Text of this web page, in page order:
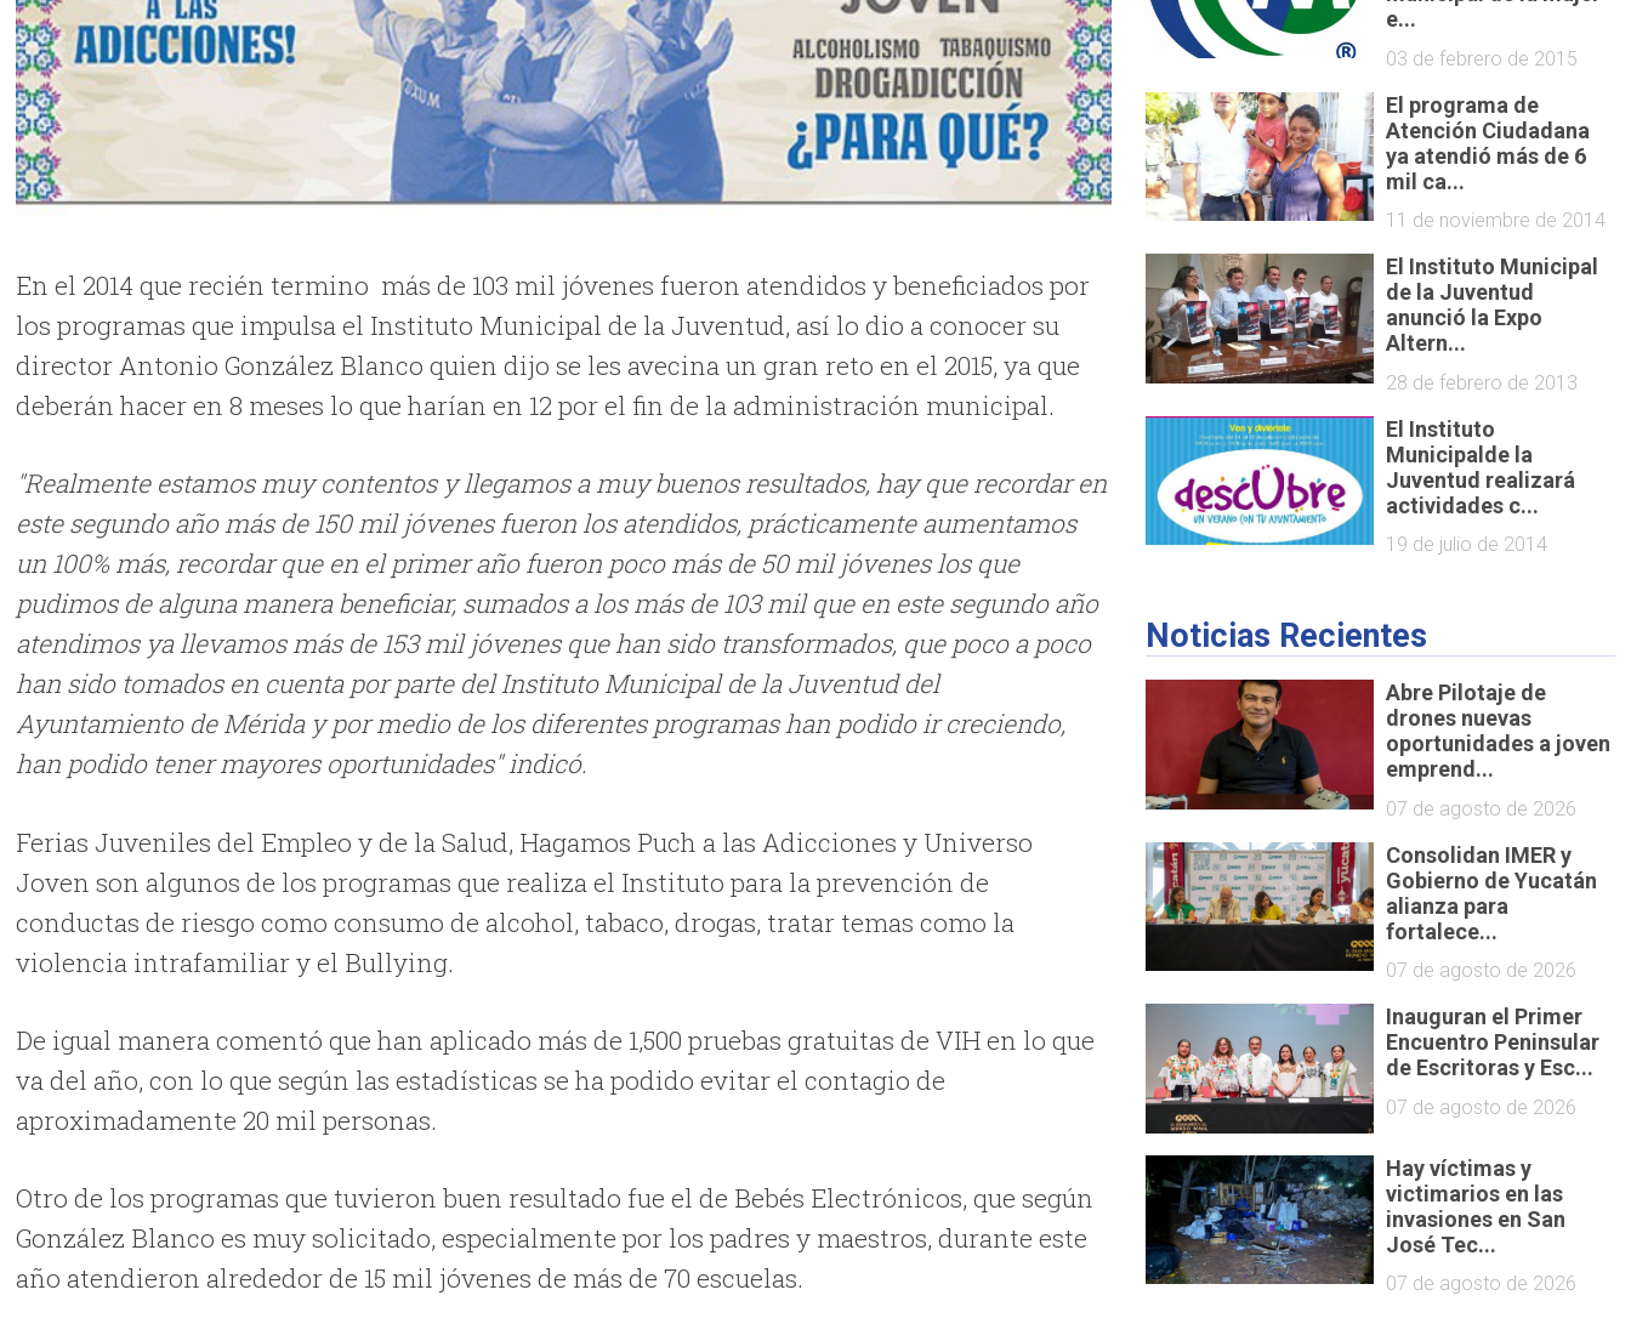
En el 2014 que recién termino más de 103 mil jóvenes fueron atendidos y beneficiados por
los programas que impulsa el Instituto Municipal de la Juventud, así lo dio a conocer su
director Antonio González Blanco quien dijo se les avecina un gran reto en el 2015, ya que
deberán hacer en 8 meses lo que harían en 12 por el fin de la administración municipal.
"Realmente estamos muy contentos y llegamos a muy buenos resultados, hay que recordar en
este segundo año más de 150 mil jóvenes fueron los atendidos, prácticamente aumentamos
un 100% más, recordar que en el primer año fueron poco más de 50 mil jóvenes los que
pudimos de alguna manera beneficiar, sumados a los más de 103 mil que en este segundo año
atendimos ya llevamos más de 153 mil jóvenes que han sido transformados, que poco a poco
han sido tomados en cuenta por parte del Instituto Municipal de la Juventud del
Ayuntamiento de Mérida y por medio de los diferentes programas han podido ir creciendo,
han podido tener mayores oportunidades" indicó.
Ferias Juveniles del Empleo y de la Salud, Hagamos Puch a las Adicciones y Universo
Joven son algunos de los programas que realiza el Instituto para la prevención de
conductas de riesgo como consumo de alcohol, tabaco, drogas, tratar temas como la
violencia intrafamiliar y el Bullying.
De igual manera comentó que han aplicado más de 1,500 pruebas gratuitas de VIH en lo que
va del año, con lo que según las estadísticas se ha podido evitar el contagio de
aproximadamente 20 mil personas.
Otro de los programas que tuvieron buen resultado fue el de Bebés Electrónicos, que según
González Blanco es muy solicitado, especialmente por los padres y maestros, durante este
año atendieron alrededor de 15 mil jóvenes de más de 70 escuelas.
e...
03 de febrero de 2015
El programa de
Atención Ciudadana
ya atendió más de 6
mil ca...
11 de noviembre de 2014
El Instituto Municipal
de la Juventud
anunció la Expo
Altern...
28 de febrero de 2013
El Instituto
Municipalde la
Juventud realizará
actividades c...
19 de julio de 2014
Noticias Recientes
Abre Pilotaje de
drones nuevas
oportunidades a joven
emprend...
07 de agosto de 2026
Consolidan IMER y
Gobierno de Yucatán
alianza para
fortalece...
07 de agosto de 2026
Inauguran el Primer
Encuentro Peninsular
de Escritoras y Esc...
07 de agosto de 2026
Hay víctimas y
victimarios en las
invasiones en San
José Tec...
07 de agosto de 2026